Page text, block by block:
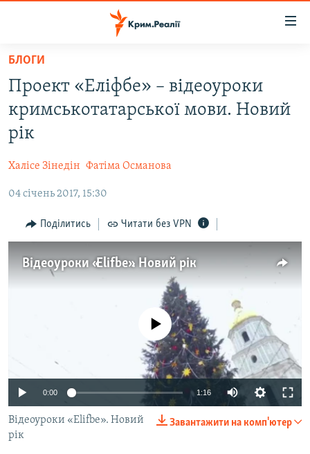
Перейти
основного
матеріалу
Перейти
до
основної
Перейти
пошуку
ВОДА.КРИМ
ВІДЕО ТА ФОТО
БЛОГИ
ПОГЛЯД
ІНТЕРВ'Ю
ВСЕ ЗА ДЕНЬ
СПЕЦПРОЕКТИ
УКРАЇНСЬКА ПРОБЛЕМА КРИМУ
ІНФОГРАФІКА
Qırımtatar
ДОЛУЧАЙСЯ!
БЛОГИ
Проект «Еліфбе» – відеоуроки
кримськотатарської мови. Новий
рік
Халісе Зінедін Фатіма Османова
04 січень 2017, 15:30
Поділитись Читати без VPN
Відеоуроки «Elifbe». Новий рік
No media source currently available
0:00 1:16
Завантажити на комп'ютер
Відеоуроки «Elifbe». Новий
рік